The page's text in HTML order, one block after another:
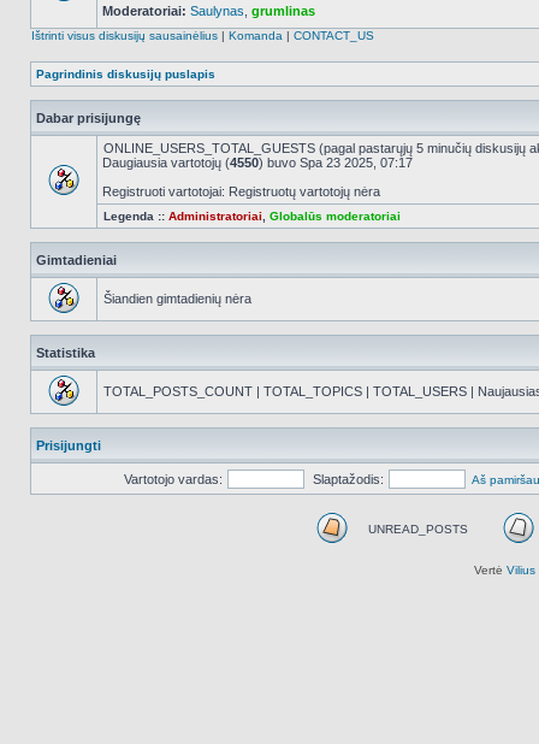
NO_UNREAD_POSTS
Moderatoriai: Saulynas grumlinas
Ištrinti visus diskusijų sausainėlius | Komanda | CONTACT_US
Pagrindinis diskusijų puslapis
Dabar prisijungę
ONLINE_USERS_TOTAL_GUESTS (pagal pastarųjų 5 minučių diskusijų
Daugiausia vartotojų (4550) buvo Spa 23 2025, 07:17
Registruoti vartotojai: Registruotų vartotojų nėra
Legenda :: Administratoriai Globalūs moderatoriai
Gimtadieniai
Šiandien gimtadienių nėra
Statistika
TOTAL_POSTS_COUNT | TOTAL_TOPICS | TOTAL_USERS |
Prisijungti
Vartotojo vardas: Slaptažodis: Aš
UNREAD_POSTS
Vertė Vilius